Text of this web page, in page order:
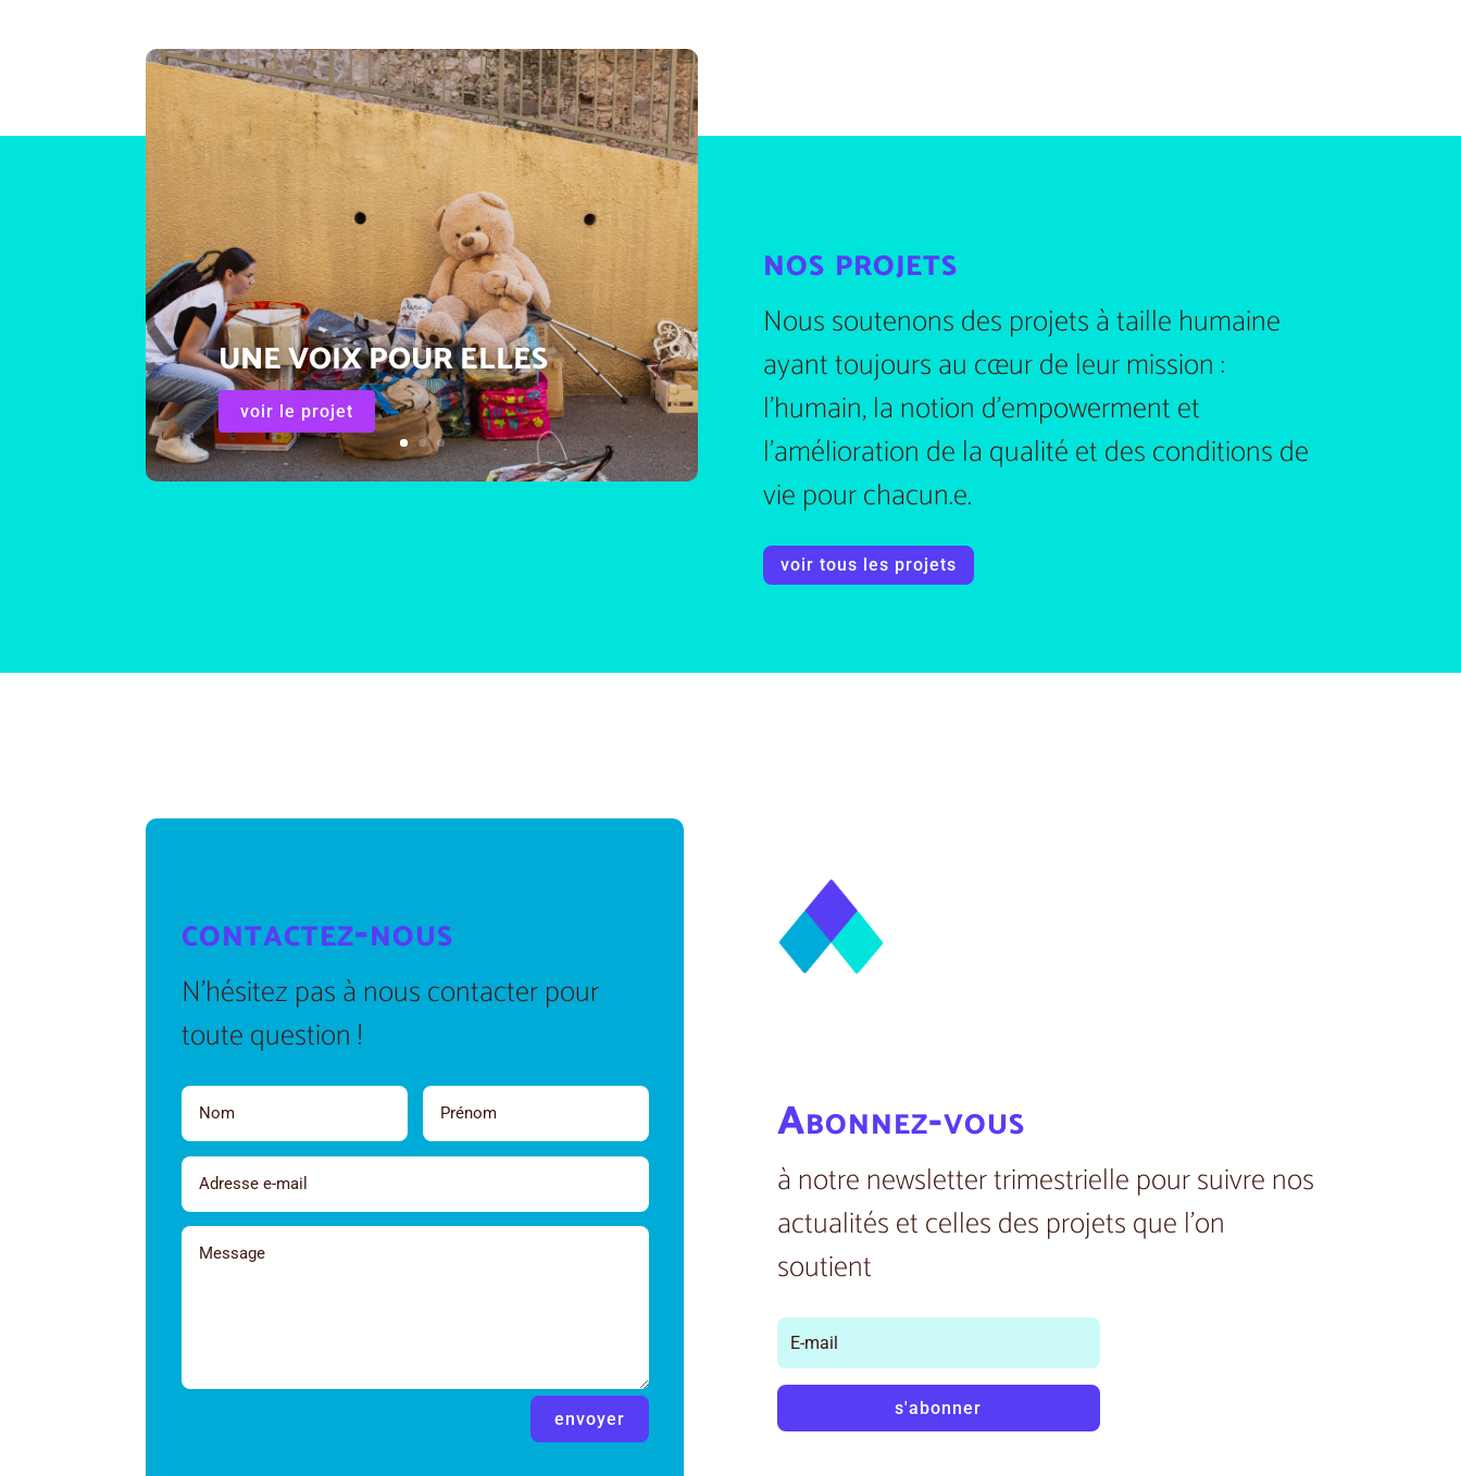
UNE VOIX POUR ELLES
voir le projet
nos projets
Nous soutenons des projets à taille humaine
ayant toujours au cœur de leur mission :
l’humain, la notion d’empowerment et
l’amélioration de la qualité et des conditions de
vie pour chacun.e.
voir tous les projets
contactez-nous
N’hésitez pas à nous contacter pour
toute question !
envoyer
Abonnez-vous
à notre newsletter trimestrielle pour suivre nos
actualités et celles des projets que l’on
soutient
s'abonner